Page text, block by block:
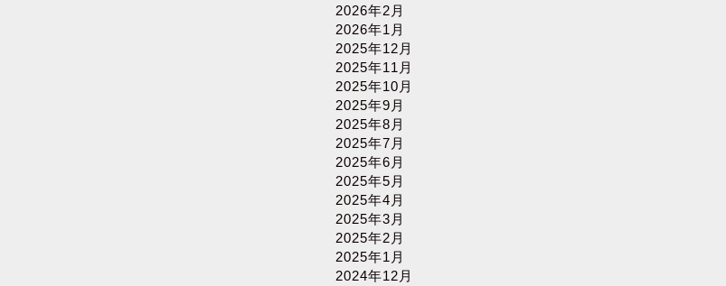
2026年2月
2026年1月
2025年12月
2025年11月
2025年10月
2025年9月
2025年8月
2025年7月
2025年6月
2025年5月
2025年4月
2025年3月
2025年2月
2025年1月
2024年12月